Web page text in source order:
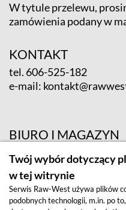
W tytule przelewu,
zamówienia podany w
KONTAKT
tel. 606-525-182
e-mail:
BIURO I MAGAZYN
ul. Krośnieńska 12; 65-
Twój wybór dotyczący
w tej witrynie
Serwis Raw-West używa plików
podobnych technologii, m.in. po